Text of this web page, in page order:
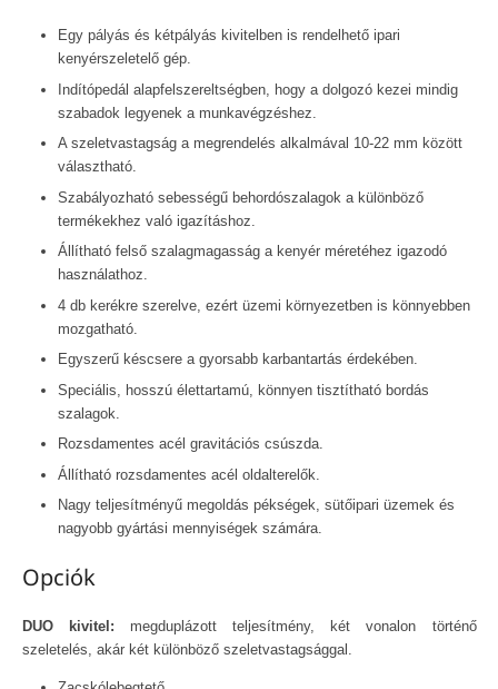
Egy pályás és kétpályás kivitelben is rendelhető ipari
kenyérszeletelő gép.
Indítópedál alapfelszereltségben, hogy a dolgozó kezei mindig
szabadok legyenek a munkavégzéshez.
A szeletvastagság a megrendelés alkalmával 10-22 mm között
választható.
Szabályozható sebességű behordószalagok a különböző
termékekhez való igazításhoz.
Állítható felső szalagmagasság a kenyér méretéhez igazodó
használathoz.
4 db kerékre szerelve, ezért üzemi környezetben is könnyebben
mozgatható.
Egyszerű késcsere a gyorsabb karbantartás érdekében.
Speciális, hosszú élettartamú, könnyen tisztítható bordás
szalagok.
Rozsdamentes acél gravitációs csúszda.
Állítható rozsdamentes acél oldalterelők.
Nagy teljesítményű megoldás pékségek, sütőipari üzemek és
nagyobb gyártási mennyiségek számára.
Opciók
DUO kivitel: megduplázott teljesítmény, két vonalon történő
szeletelés, akár két különböző szeletvastagsággal.